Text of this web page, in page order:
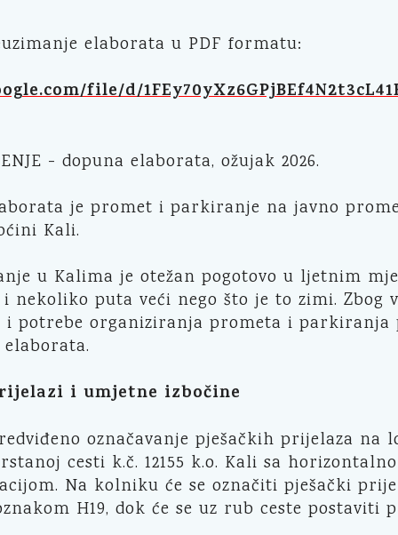
elaborata u PDF formatu:
file/d/
- dopuna elaborata, ožujak 2026.
je promet i parkiranje na javno
Kali.
u Kalima je otežan pogotovo u ljetnim
nekoliko puta veći nego što je to zimi. Zbog
potrebe organiziranja prometa i parkiranja
i umjetne izbočine
označavanje pješačkih prijelaza na
cesti k.č. 12155 k.o. Kali sa
Na kolniku će se označiti pješački
H19, dok će se uz rub ceste postaviti